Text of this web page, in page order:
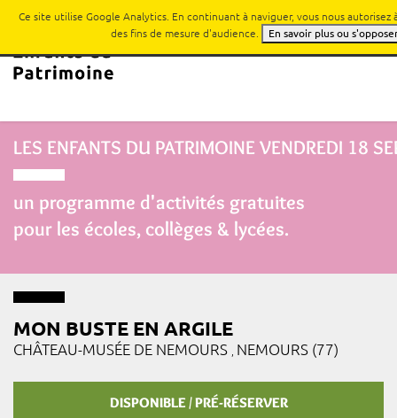
LES ENFANTS DU PATRIMOINE VENDREDI 18
un programme d'activités gratuites
pour les écoles, collèges & lycées.
MON BUSTE EN ARGILE
CHÂTEAU-MUSÉE DE NEMOURS NEMOURS (77)
DISPONIBLE / PRÉ-RÉSERVER
Ce site utilise Google Analytics. En continuant à naviguer, vous nous autorisez
des fins de mesure d'audience.
En savoir plus ou